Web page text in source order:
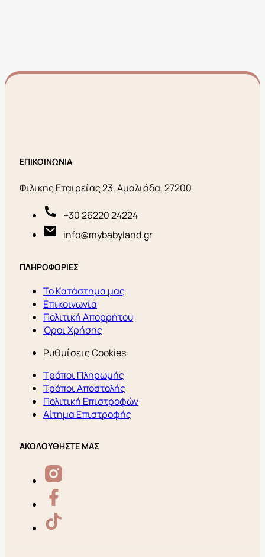
ΕΠΙΚΟΙΝΩΝΙΑ
Φιλικής Εταιρείας 23, Αμαλιάδα, 27200
+30 26220 24224
info@mybabyland.gr
ΠΛΗΡΟΦΟΡΙΕΣ
Το Κατάστημα μας
Επικοινωνία
Πολιτική Απορρήτου
Όροι Χρήσης
Ρυθμίσεις Cookies
Τρόποι Πληρωμής
Τρόποι Αποστολής
Πολιτική Επιστροφών
Αίτημα Επιστροφής
ΑΚΟΛΟΥΘΗΣΤΕ ΜΑΣ